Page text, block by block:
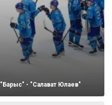
- "Салават Юлаев"